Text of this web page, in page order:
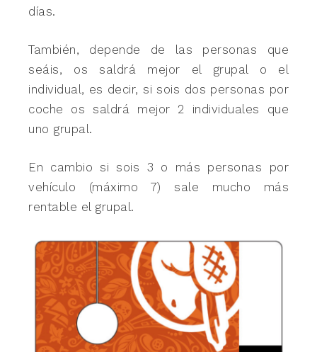
días.
También, depende de las personas que
seáis, os saldrá mejor el grupal o el
individual, es decir, si sois dos personas por
coche os saldrá mejor 2 individuales que
uno grupal.
En cambio si sois 3 o más personas por
vehículo (máximo 7) sale mucho más
rentable el grupal.